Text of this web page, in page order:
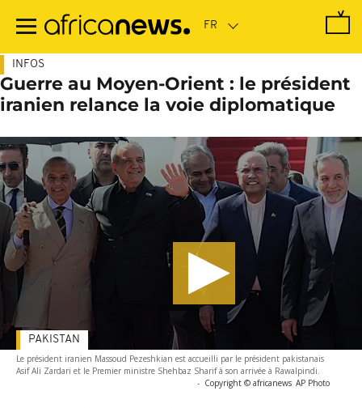
contenu
INFOS
Guerre au Moyen-Orient : le président
iranien relance la voie diplomatique
Le président iranien Massoud Pezeshkian est accueilli par le président pakistanais
Asif Ali Zardari et le Premier ministre Shehbaz Sharif à son arrivée à Rawalpindi.
- Copyright © africanews AP Photo
PAKISTAN